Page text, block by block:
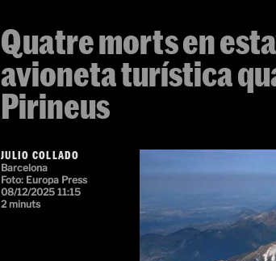
Quatre morts en
avioneta turística
Pirineus
JULIO COLLADO
Barcelona
Foto: Europa Press
08/12/2025 11:15
2 minuts